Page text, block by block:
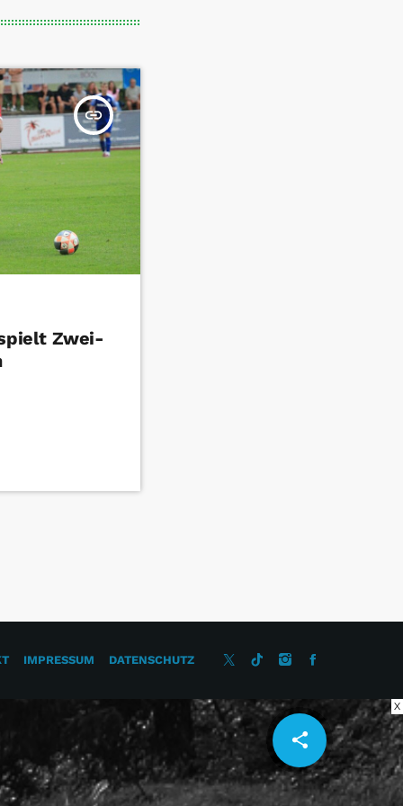
share
email
insert_link
Zwei-
IMPRESSUM DATENSCHUTZ
X